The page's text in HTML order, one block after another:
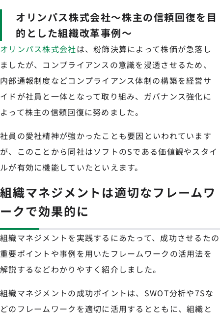
オリンパス株式会社〜株主の信頼回復を目
的とした組織改革事例〜
オリンパス株式会社は、粉飾決算によって株価が急落し
ましたが、コンプライアンスの意識を浸透させるため、
内部通報制度などコンプライアンス体制の構築を経営サ
イドが社員と一体となって取り組み、ガバナンス強化に
よって株主の信頼回復に努めました。
社員の愛社精神が強かったことも要因といわれています
が、このことから同社はソフトのSである価値観やスタイ
ルが有効に機能していたといえます。
組織マネジメントは適切なフレームワ
ークで効果的に
組織マネジメントを実践するにあたって、成功させるたの
重要ポイントや事例を用いたフレームワークの活用法を
解説するなどわかりやすく紹介しました。
組織マネジメントの成功ポイントは、SWOT分析や7Sな
どのフレームワークを適切に活用するとともに、組織と